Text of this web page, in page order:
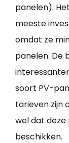
panelen).
meeste
omdat ze
panelen. De
soort PV-
tarieven zijn
wel dat
beschikken.